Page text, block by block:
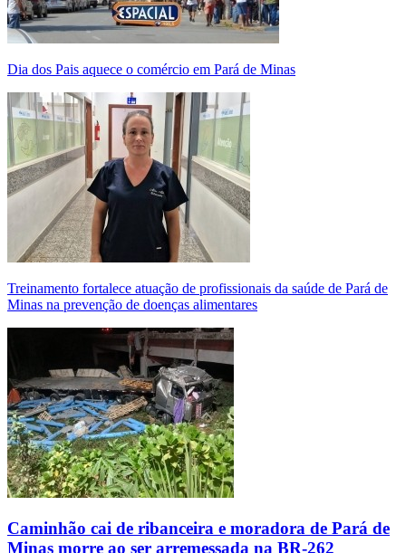
Dia dos Pais aquece o comércio em Pará de Minas
Treinamento fortalece atuação de profissionais da saúde de Pará de
Minas na prevenção de doenças alimentares
Caminhão cai de ribanceira e moradora de Pará de
Minas morre ao ser arremessada na BR-262